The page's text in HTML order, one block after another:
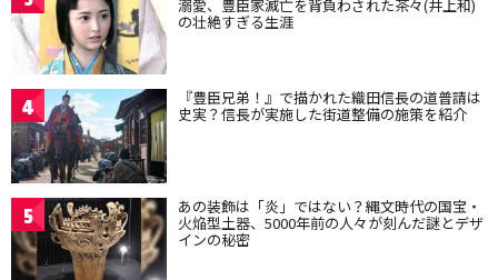
溺愛、豊臣家滅亡を背負わされた茶々(井上和)
の壮絶すぎる生涯
4 『豊臣兄弟！』で描かれた織田信長の道普請は
史実？信長が実施した街道整備の施策を紹介
5 あの装飾は「炎」ではない？縄文時代の国宝・
火焔型土器、5000年前の人々が刻んだ謎とデザ
インの秘密